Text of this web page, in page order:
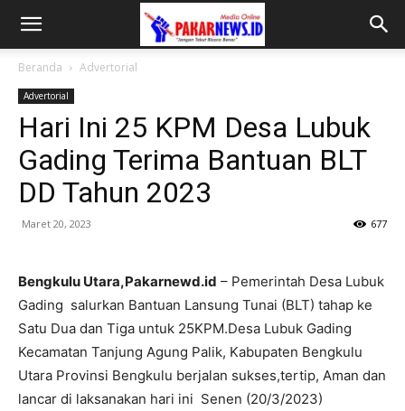
Beranda Advertorial
Advertorial
Hari Ini 25 KPM Desa Lubuk
Gading Terima Bantuan BLT
DD Tahun 2023
Maret 20, 2023 677
Bengkulu Utara,Pakarnewd.id – Pemerintah Desa Lubuk
Gading salurkan Bantuan Lansung Tunai (BLT) tahap ke
Satu Dua dan Tiga untuk 25KPM.Desa Lubuk Gading
Kecamatan Tanjung Agung Palik, Kabupaten Bengkulu
Utara Provinsi Bengkulu berjalan sukses,tertip, Aman dan
lancar di laksanakan hari ini Senen (20/3/2023)